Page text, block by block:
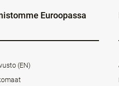
Euroopassa
(EN)